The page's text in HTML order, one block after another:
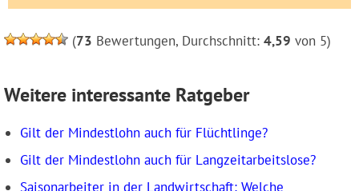
(73 Bewertungen, Durchschnitt: 4,59 von 5)
Weitere interessante Ratgeber
Gilt der Mindestlohn auch für Flüchtlinge?
Gilt der Mindestlohn auch für Langzeitarbeitslose?
Saisonarbeiter in der Landwirtschaft: Welche